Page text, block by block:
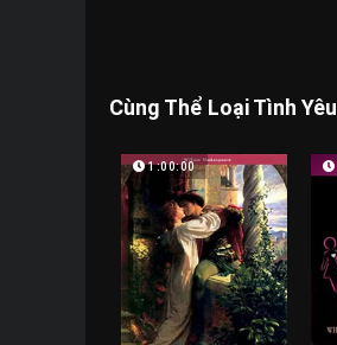
Cùng Thể Loại Tình Yêu
1:00:00